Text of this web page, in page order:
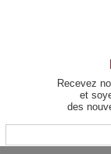
Recevez
et
des